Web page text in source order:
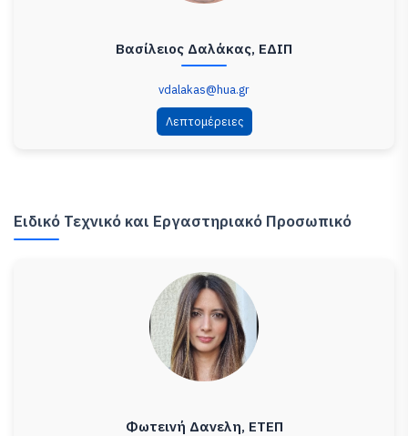
Βασίλειος Δαλάκας, ΕΔΙΠ
vdalakas@hua.gr
Λεπτομέρειες
Ειδικό Τεχνικό και Εργαστηριακό Προσωπικό
Φωτεινή Δανελη, ΕΤΕΠ